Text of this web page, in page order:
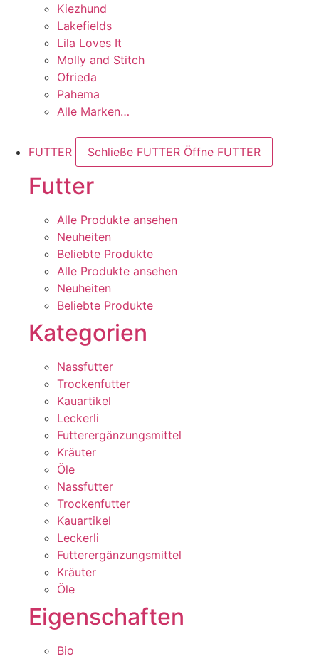
Kiezhund
Lakefields
Lila Loves It
Molly and Stitch
Ofrieda
Pahema
Alle Marken…
FUTTER Schließe FUTTER Öffne FUTTER
Futter
Alle Produkte ansehen
Neuheiten
Beliebte Produkte
Alle Produkte ansehen
Neuheiten
Beliebte Produkte
Kategorien
Nassfutter
Trockenfutter
Kauartikel
Leckerli
Futterergänzungsmittel
Kräuter
Öle
Nassfutter
Trockenfutter
Kauartikel
Leckerli
Futterergänzungsmittel
Kräuter
Öle
Eigenschaften
Bio